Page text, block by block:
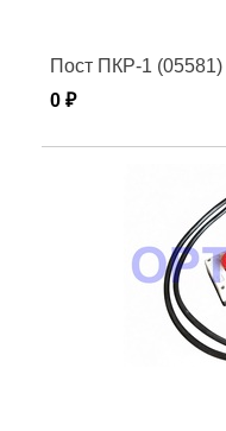
Пост ПКР-1 (05581)
0 ₽